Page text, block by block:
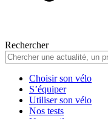
Rechercher
Choisir son vélo
S’équiper
Utiliser son vélo
Nos tests